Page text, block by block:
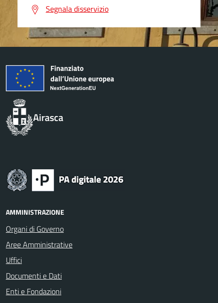
Segnala disservizio
Airasca
AMMINISTRAZIONE
Organi di Governo
Aree Amministrative
Uffici
Documenti e Dati
Enti e Fondazioni